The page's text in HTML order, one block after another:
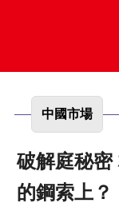
中國市場
破解庭秘密 林瑞陽和張庭走在什麼樣
的鋼索上？